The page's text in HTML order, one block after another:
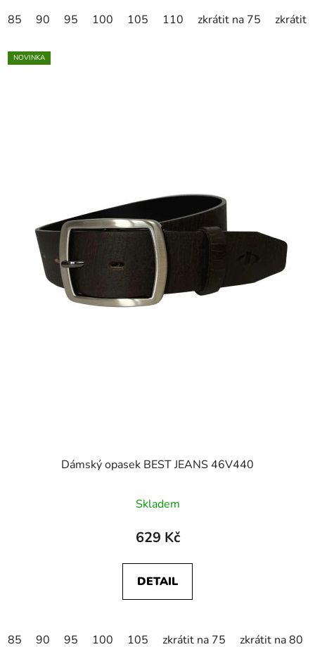
85 90 95 100 105 110 zkrátit na 75 zkrátit
NOVINKA
Dámský opasek BEST JEANS 46V440
Skladem
629 Kč
DETAIL
85 90 95 100 105 zkrátit na 75 zkrátit na 80